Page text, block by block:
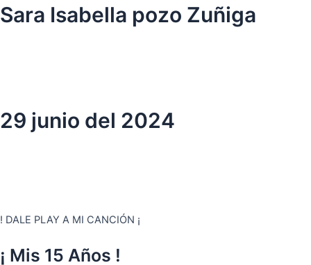
Ir
al
Sara Isabella pozo Zuñiga
29 junio del 2024
! DALE PLAY A MI CANCIÓN ¡
¡ Mis 15 Años !